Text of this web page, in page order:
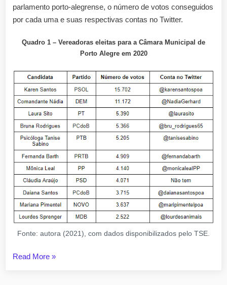
parlamento porto-alegrense, o número de votos conseguidos
por cada uma e suas respectivas contas no Twitter.
Quadro 1 – Vereadoras eleitas para a Câmara Municipal de
Porto Alegre em 2020
Fonte: autora (2021), com dados disponibilizados pelo TSE.
Read More“O
»